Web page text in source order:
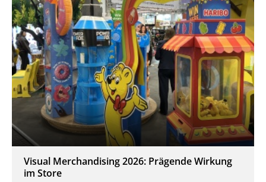
Visual Merchandising 2026: Prägende Wirkung
im Store